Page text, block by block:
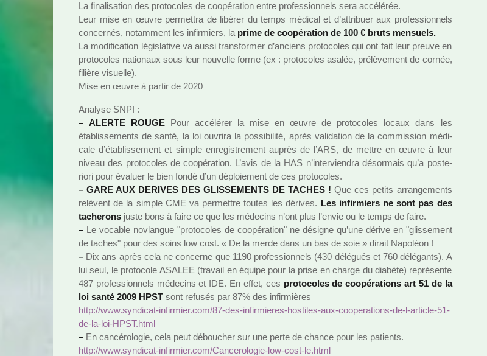
La fina­li­sa­tion des pro­to­co­les de coo­pé­ra­tion entre pro­fes­sion­nels sera accé­lé­rée.
Leur mise en œuvre per­met­tra de libé­rer du temps médi­cal et d’attri­buer aux pro­fes­sion­nels
concer­nés, notam­ment les infir­miers, la prime de coo­pé­ra­tion de 100 € bruts men­suels.
La modi­fi­ca­tion légis­la­tive va aussi trans­for­mer d’anciens pro­to­co­les qui ont fait leur preuve en
pro­to­co­les natio­naux sous leur nou­velle forme (ex : pro­to­co­les asalée, pré­lè­ve­ment de cornée,
filière visuelle).
Mise en œuvre à partir de 2020
Analyse SNPI :
– ALERTE ROUGE Pour accé­lé­rer la mise en œuvre de pro­to­co­les locaux dans les
établissements de santé, la loi ouvrira la pos­si­bi­lité, après vali­da­tion de la com­mis­sion médi­
cale d’établissement et simple enre­gis­tre­ment auprès de l’ARS, de mettre en œuvre à leur
niveau des pro­to­co­les de coo­pé­ra­tion. L’avis de la HAS n’inter­vien­dra désor­mais qu’a pos­te­
riori pour évaluer le bien fondé d’un déploie­ment de ces pro­to­co­les.
– GARE AUX DERIVES DES GLISSEMENTS DE TACHES ! Que ces petits arran­ge­ments
relè­vent de la simple CME va per­met­tre toutes les déri­ves. Les infir­miers ne sont pas des
tache­rons juste bons à faire ce que les méde­cins n’ont plus l’envie ou le temps de faire.
– Le voca­ble nov­lan­gue "pro­to­co­les de coo­pé­ra­tion" ne dési­gne qu’une dérive en "glis­se­ment
de taches" pour des soins low cost. « De la merde dans un bas de soie » dirait Napoléon !
– Dix ans après cela ne concerne que 1190 pro­fes­sion­nels (430 délé­gués et 760 délé­gants). A
lui seul, le pro­to­cole ASALEE (tra­vail en équipe pour la prise en charge du dia­bète) repré­sente
487 pro­fes­sion­nels méde­cins et IDE. En effet, ces pro­to­co­les de coo­pé­ra­tions art 51 de la
loi santé 2009 HPST sont refu­sés par 87% des infir­miè­res
http://www.syn­di­cat-infir­mier.com/87-des-infir­mie­res-hos­ti­les-aux-coo­pe­ra­tions-de-l-arti­cle-51-
de-la-loi-HPST.html
– En can­cé­ro­lo­gie, cela peut débou­cher sur une perte de chance pour les patients.
http://www.syn­di­cat-infir­mier.com/Cancerologie-low-cost-le.html